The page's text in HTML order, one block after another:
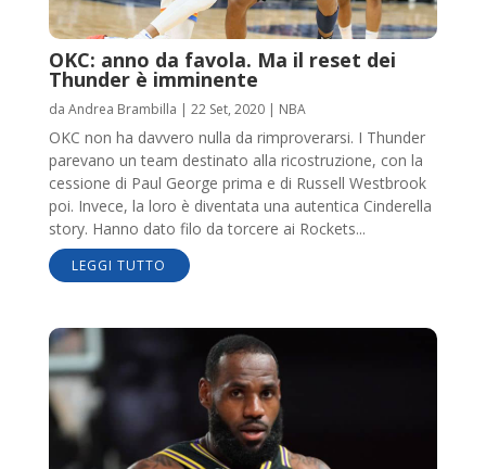
OKC: anno da favola. Ma il reset dei
Thunder è imminente
da Andrea Brambilla | 22 Set, 2020| NBA
OKC non ha davvero nulla da rimproverarsi. I Thunder
parevano un team destinato alla ricostruzione, con la
cessione di Paul George prima e di Russell Westbrook
poi. Invece, la loro è diventata una autentica Cinderella
story. Hanno dato filo da torcere ai Rockets...
LEGGI TUTTO